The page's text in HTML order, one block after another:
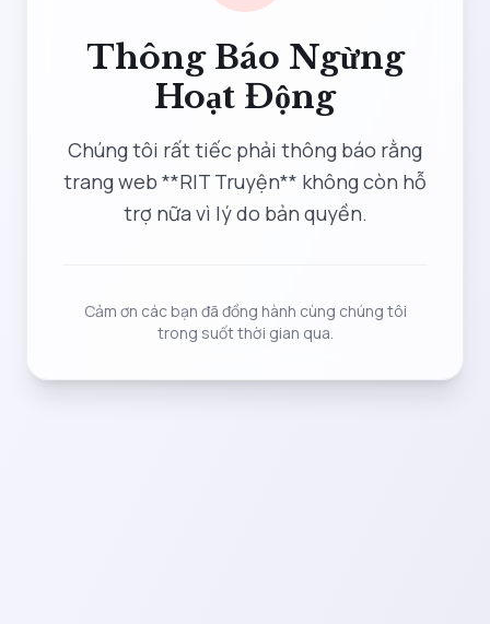
Thông Báo Ngừng
Hoạt Động
Chúng tôi rất tiếc phải thông báo rằng
trang web **RIT Truyện** không còn hỗ
trợ nữa vì lý do bản quyền.
Cảm ơn các bạn đã đồng hành cùng chúng tôi
trong suốt thời gian qua.